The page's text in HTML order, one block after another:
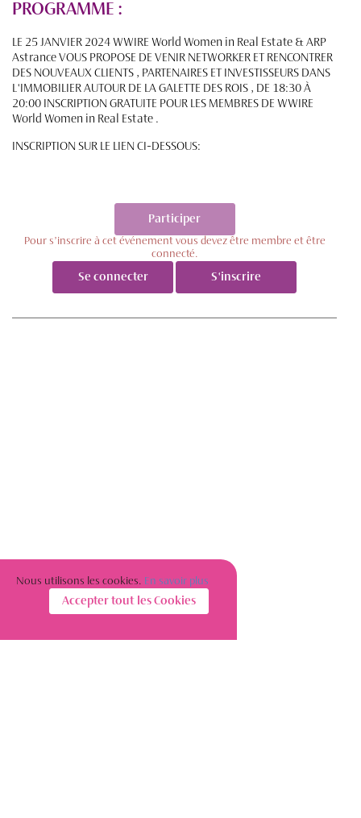
PROGRAMME :
LE 25 JANVIER 2024 WWIRE World Women in Real Estate & ARP
Astrance VOUS PROPOSE DE VENIR NETWORKER ET RENCONTRER
DES NOUVEAUX CLIENTS , PARTENAIRES ET INVESTISSEURS DANS
L'IMMOBILIER AUTOUR DE LA GALETTE DES ROIS , DE 18:30 À
20:00 INSCRIPTION GRATUITE POUR LES MEMBRES DE WWIRE
World Women in Real Estate .
INSCRIPTION SUR LE LIEN CI-DESSOUS:
Participer
Pour s’inscrire à cet événement vous devez être membre et être
connecté.
Se connecter S'inscrire
Nous utilisons les cookies. En savoir plus
Accepter tout les Cookies